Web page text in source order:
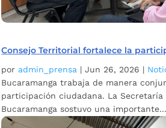
Consejo Territorial fortalece la
por admin_prensa |Jun 26, 2026 |
Bucaramanga trabaja de manera
participación ciudadana. La Secretaría
Bucaramanga sostuvo una importante...